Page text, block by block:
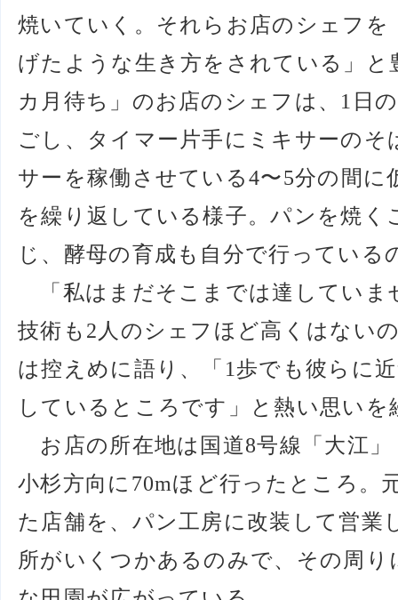
焼いていく。それらお店のシェフ
げたような生き方をされている」と
カ月待ち」のお店のシェフは、1日
ごし、タイマー片手にミキサーの
サーを稼働させている4〜5分の間に
を繰り返している様子。パンを焼く
じ、酵母の育成も自分で行っている
「私はまだそこまでは達していま
技術も2人のシェフほど高くはな
は控えめに語り、「1歩でも彼らに
しているところです」と熱い思いを
お店の所在地は国道8号線「大江
小杉方向に70mほど行ったところ。
た店舗を、パン工房に改装して営業
所がいくつかあるのみで、その周